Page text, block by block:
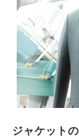
ジャケット